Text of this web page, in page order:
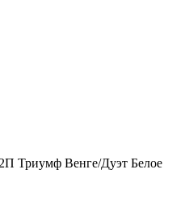
Триумф Венге/Дуэт Белое